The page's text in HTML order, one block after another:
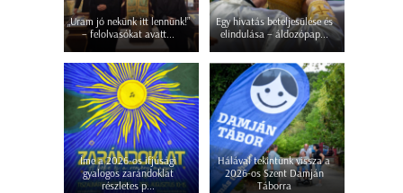
„Uram jó nekünk itt lennünk!”
– felolvasókat avatt...
Egy hivatás beteljesülése és
elindulása – áldozópap...
Íme a 2026-os ifjúsági
gyalogos zarándoklat
részletes p...
Hálával tekintünk vissza a
2026-os Szent Damján
Táborra